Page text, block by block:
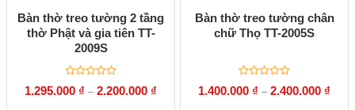
Bàn thờ treo tường 2 tầng
thờ Phật và gia tiên TT-
2009S
Được
xếp
1.295.000 ₫ – 2.200.000 ₫
Bàn thờ treo tường chân
chữ Thọ TT-2005S
Được
xếp
1.400.000 ₫ – 2.400.000 ₫